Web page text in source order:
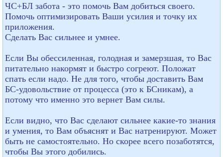
ЧС+БЛ забота - это помочь Вам добиться своего.
Помочь оптимизировать Ваши усилия и точку их
приложения.
Сделать Вас сильнее и умнее.
Если Вы обессиленная, голодная и замерзшая, то Вас
питательно накормят и быстро согреют. Положат
спать если надо. Не для того, чтобы доставить Вам
БС-удовольствие от процесса (это к БСникам), а
потому что именно это вернет Вам силы.
Если видно, что Вас сделают сильнее какие-то знания
и умения, то Вам объяснят и Вас натренируют. Может
быть не самостоятельно. Но скорее всего позаботятся,
чтобы Вы этого добились.